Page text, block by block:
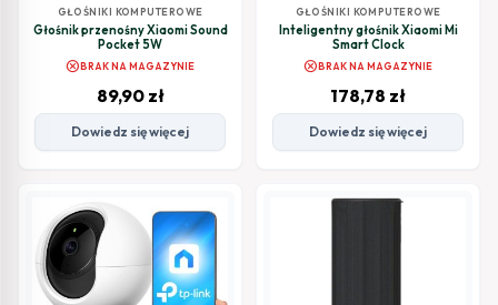
GŁOŚNIKI KOMPUTEROWE
Głośnik przenośny Xiaomi Sound
Pocket 5W
cancelBRAK NA MAGAZYNIE
89,90 zł
Dowiedz się więcej
GŁOŚNIKI KOMPUTEROWE
Inteligentny głośnik Xiaomi Mi
Smart Clock
cancelBRAK NA MAGAZYNIE
178,78 zł
Dowiedz się więcej